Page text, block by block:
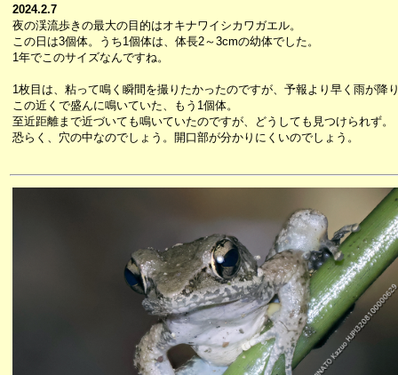
2024.2.7
夜の渓流歩きの最大の目的はオキナワイシカワガエル。
この日は3個体。うち1個体は、体長2～3cmの幼体でした。
1年でこのサイズなんですね。
1枚目は、粘って鳴く瞬間を撮りたかったのですが、予報より早く雨が降
この近くで盛んに鳴いていた、もう1個体。
至近距離まで近づいても鳴いていたのですが、どうしても見つけられず。
恐らく、穴の中なのでしょう。開口部が分かりにくいのでしょう。